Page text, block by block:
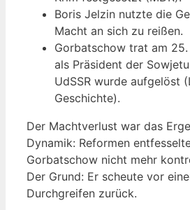
Boris Jelzin nutzte die
Macht an sich zu reißen.
Gorbatschow trat am 25.
als Präsident der
UdSSR wurde aufgelöst
Geschichte).
Der Machtverlust war das
Dynamik: Reformen
Gorbatschow nicht mehr
Der Grund: Er scheute vor
Durchgreifen zurück.